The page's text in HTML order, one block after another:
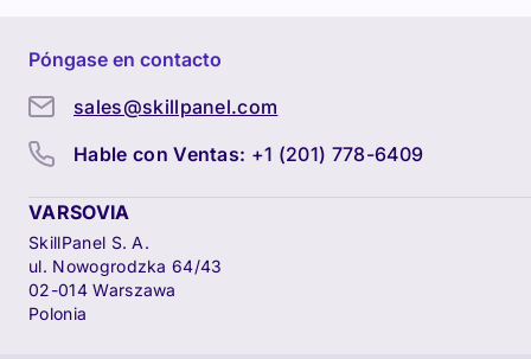
Póngase en contacto
sales@skillpanel.com
Hable con Ventas: +1 (201) 778-6409
VARSOVIA
SkillPanel S. A.
ul. Nowogrodzka 64/43
02-014 Warszawa
Polonia